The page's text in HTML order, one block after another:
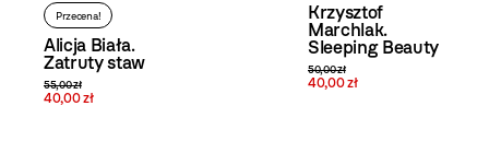
Przecena!
Alicja Biała.
Zatruty staw
55,00 zł
40,00 zł
Krzysztof
Marchlak.
Sleeping Beauty
50,00 zł
40,00 zł